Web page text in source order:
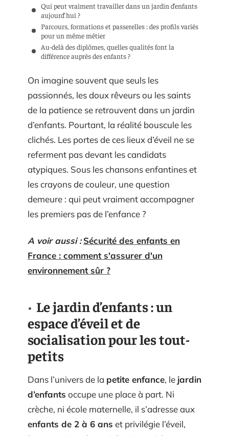
Qui peut vraiment travailler dans un jardin d’enfants
aujourd’hui ?
Parcours, formations et passerelles : des profils variés
pour un même métier
Au-delà des diplômes, quelles qualités font la
différence auprès des enfants ?
On imagine souvent que seuls les
passionnés, les doux rêveurs ou les saints
de la patience se retrouvent dans un jardin
d’enfants. Pourtant, la réalité bouscule les
clichés. Les portes de ces lieux d’éveil ne se
referment pas devant les candidats
atypiques. Sous les chansons enfantines et
les crayons de couleur, une question
demeure : qui peut vraiment accompagner
les premiers pas de l’enfance ?
A voir aussi : Sécurité des enfants en
France : comment s'assurer d'un
environnement sûr ?
Le jardin d’enfants : un
espace d’éveil et de
socialisation pour les tout-
petits
Dans l’univers de la petite enfance, le jardin
d’enfants occupe une place à part. Ni
crèche, ni école maternelle, il s’adresse aux
enfants de 2 à 6 ans et privilégie l’éveil,